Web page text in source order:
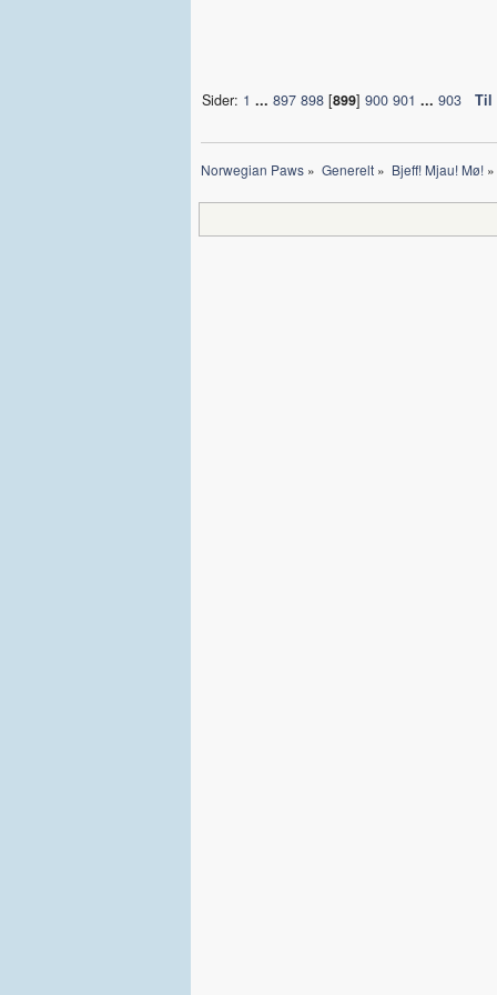
Sider: 1 ... 897 898[899] 900 901 ... 903 Til
Norwegian Paws » Generelt» Bjeff! Mjau! Mø!»